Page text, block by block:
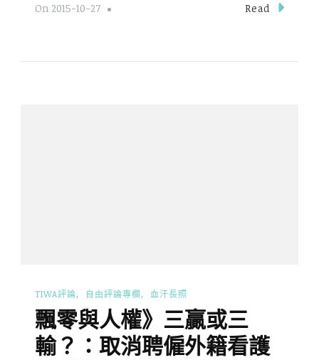
On 2015-10-27 Read
TIWA評論 自由評論專欄 血汗長照
飄零與人權》三贏或三
輸？：取消聘僱外籍看護